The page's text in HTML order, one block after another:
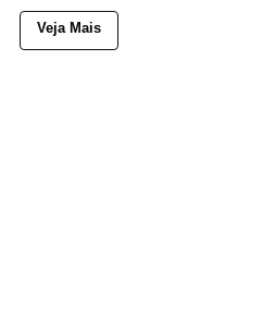
Veja Mais